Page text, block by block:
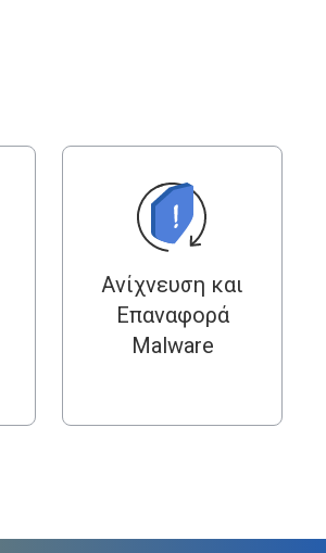
Ανίχνευση και
Επαναφορά
Malware